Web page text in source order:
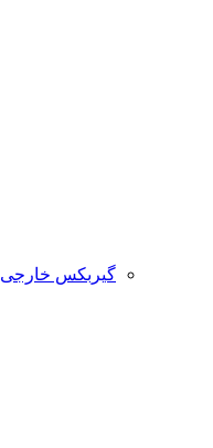
گیربکس خارجی